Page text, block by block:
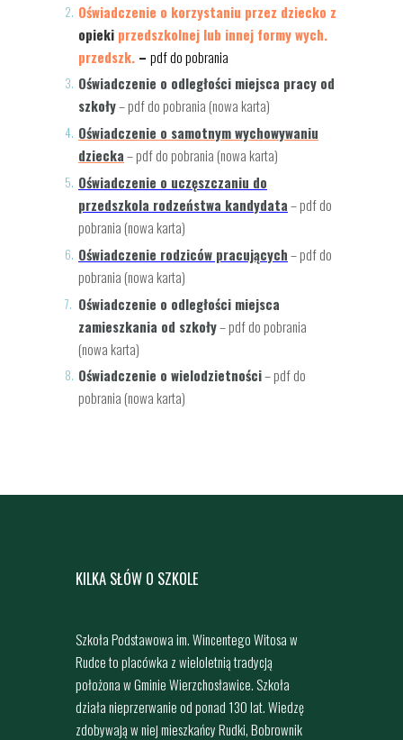
Oświadczenie o korzystaniu przez dziecko z
opieki przedszkolnej lub innej formy wych.
przedszk. – pdf do pobrania
Oświadczenie o odległości miejsca pracy od
szkoły– pdf do pobrania (nowa karta)
Oświadczenie o samotnym wychowywaniu
dziecka– pdf do pobrania (nowa karta)
Oświadczenie o uczęszczaniu do
przedszkola rodzeństwa kandydata– pdf do
pobrania (nowa karta)
Oświadczenie rodziców pracujących– pdf do
pobrania (nowa karta)
Oświadczenie o odległości miejsca
zamieszkania od szkoły– pdf do pobrania
(nowa karta)
Oświadczenie o wielodzietności– pdf do
pobrania (nowa karta)
KILKA SŁÓW O SZKOLE
Szkoła Podstawowa im. Wincentego Witosa w
Rudce to placówka z wieloletnią tradycją
położona w Gminie Wierzchosławice. Szkoła
działa nieprzerwanie od ponad 130 lat. Wiedzę
zdobywają w niej mieszkańcy Rudki, Bobrownik